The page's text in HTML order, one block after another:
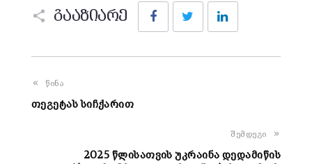
გააზიარე
FacebookTwitter
წინა
თეგეტას სიჩქარით
შემდეგი
2025 წლისათვის უკრაინა დედამიწის